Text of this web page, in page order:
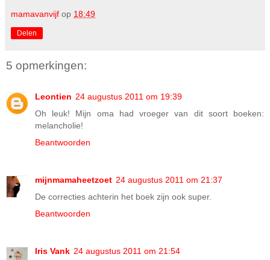
mamavanvijf op 18:49
Delen
5 opmerkingen:
Leontien 24 augustus 2011 om 19:39
Oh leuk! Mijn oma had vroeger van dit soort boeken:
melancholie!
Beantwoorden
mijnmamaheetzoet 24 augustus 2011 om 21:37
De correcties achterin het boek zijn ook super.
Beantwoorden
Iris Vank 24 augustus 2011 om 21:54